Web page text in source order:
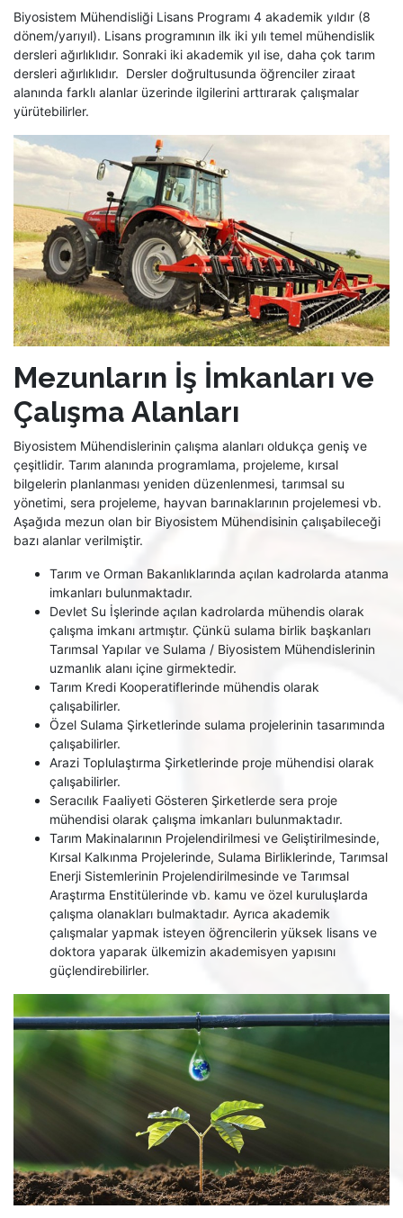
Biyosistem Mühendisliği Lisans Programı 4 akademik yıldır (8
dönem/yarıyıl). Lisans programının ilk iki yılı temel mühendislik
dersleri ağırlıklıdır. Sonraki iki akademik yıl ise, daha çok tarım
dersleri ağırlıklıdır. Dersler doğrultusunda öğrenciler ziraat
alanında farklı alanlar üzerinde ilgilerini arttırarak çalışmalar
yürütebilirler.
Mezunların İş İmkanları ve
Çalışma Alanları
Biyosistem Mühendislerinin çalışma alanları oldukça geniş ve
çeşitlidir. Tarım alanında programlama, projeleme, kırsal
bilgelerin planlanması yeniden düzenlenmesi, tarımsal su
yönetimi, sera projeleme, hayvan barınaklarının projelemesi vb.
Aşağıda mezun olan bir Biyosistem Mühendisinin çalışabileceği
bazı alanlar verilmiştir.
Tarım ve Orman Bakanlıklarında açılan kadrolarda atanma
imkanları bulunmaktadır.
Devlet Su İşlerinde açılan kadrolarda mühendis olarak
çalışma imkanı artmıştır. Çünkü sulama birlik başkanları
Tarımsal Yapılar ve Sulama / Biyosistem Mühendislerinin
uzmanlık alanı içine girmektedir.
Tarım Kredi Kooperatiflerinde mühendis olarak
çalışabilirler.
Özel Sulama Şirketlerinde sulama projelerinin tasarımında
çalışabilirler.
Arazi Toplulaştırma Şirketlerinde proje mühendisi olarak
çalışabilirler.
Seracılık Faaliyeti Gösteren Şirketlerde sera proje
mühendisi olarak çalışma imkanları bulunmaktadır.
Tarım Makinalarının Projelendirilmesi ve Geliştirilmesinde,
Kırsal Kalkınma Projelerinde, Sulama Birliklerinde, Tarımsal
Enerji Sistemlerinin Projelendirilmesinde ve Tarımsal
Araştırma Enstitülerinde vb. kamu ve özel kuruluşlarda
çalışma olanakları bulmaktadır. Ayrıca akademik
çalışmalar yapmak isteyen öğrencilerin yüksek lisans ve
doktora yaparak ülkemizin akademisyen yapısını
güçlendirebilirler.​